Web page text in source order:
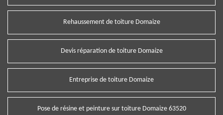
Rehaussement de toiture Domaize
Devis réparation de toiture Domaize
Entreprise de toiture Domaize
Pose de résine et peinture sur toiture Domaize 63520